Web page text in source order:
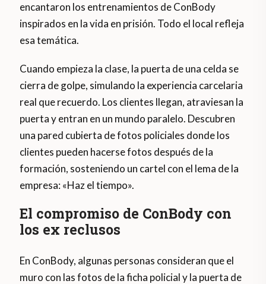
encantaron los entrenamientos de ConBody
inspirados en la vida en prisión. Todo el local refleja
esa temática.
Cuando empieza la clase, la puerta de una celda se
cierra de golpe, simulando la experiencia carcelaria
real que recuerdo. Los clientes llegan, atraviesan la
puerta y entran en un mundo paralelo. Descubren
una pared cubierta de fotos policiales donde los
clientes pueden hacerse fotos después de la
formación, sosteniendo un cartel con el lema de la
empresa: «Haz el tiempo».
El compromiso de ConBody con
los ex reclusos
En ConBody, algunas personas consideran que el
muro con las fotos de la ficha policial y la puerta de